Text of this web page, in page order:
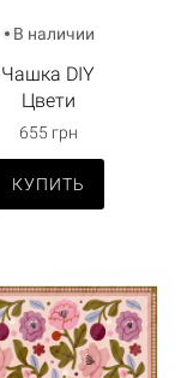
В наличии
Чашка DIY
Цвети
655 грн
КУПИТЬ